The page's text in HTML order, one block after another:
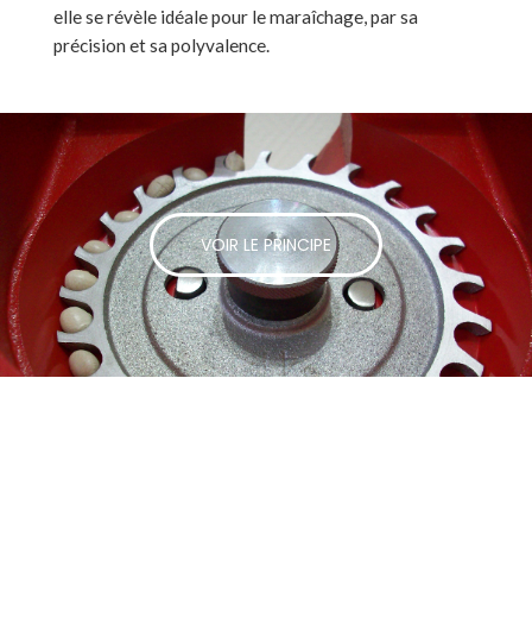
elle se révèle idéale pour le maraîchage, par sa
précision et sa polyvalence.
VOIR LE PRINCIPE